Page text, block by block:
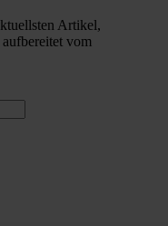
Artikel,
vom